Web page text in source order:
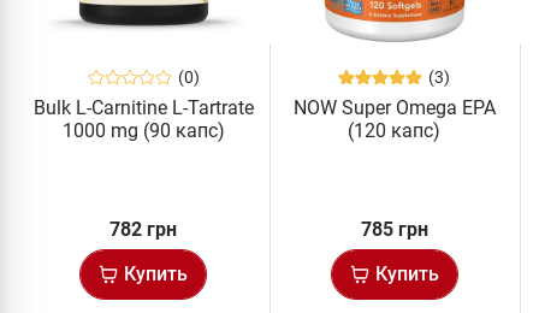
(0)
Bulk L-Carnitine L-Tartrate
1000 mg (90 капс)
782 грн
Купить
(3)
NOW Super Omega EPA
(120 капс)
785 грн
Купить